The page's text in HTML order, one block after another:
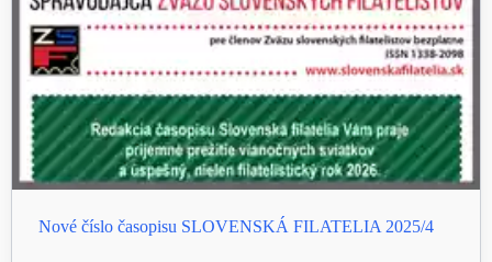
Nové číslo časopisu SLOVENSKÁ FILATELIA 2025/4